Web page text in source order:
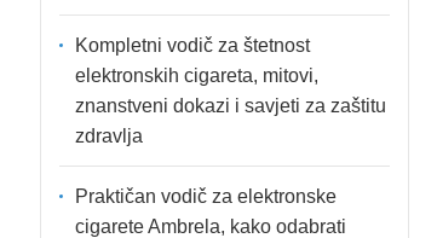
Kompletni vodič za štetnost
elektronskih cigareta, mitovi,
znanstveni dokazi i savjeti za zaštitu
zdravlja
Praktičan vodič za elektronske
cigarete Ambrela, kako odabrati